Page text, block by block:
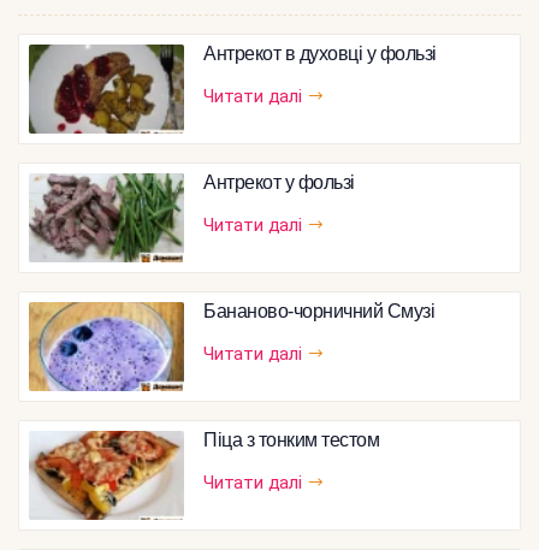
Антрекот в духовці у фользі
Читати далі
Антрекот у фользі
Читати далі
Бананово-чорничний Смузі
Читати далі
Піца з тонким тестом
Читати далі